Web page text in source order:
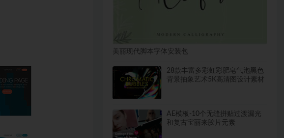
美丽现代脚本字体安装包
28款丰富多彩虹彩肥皂气泡黑色
背景抽象艺术5K高清图设计素材
AE模板-10个无缝拼贴过渡漏光
和复古宝丽来胶片元素